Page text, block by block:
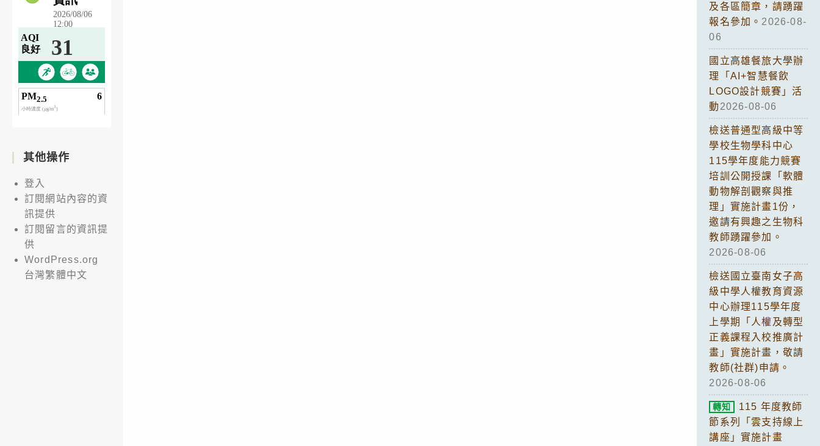
其他操作
登入
訂閱網站內容的資
訊提供
訂閱留言的資訊提
供
WordPress.org
台灣繁體中文
及各區簡章，請踴躍
報名參加。 2026-08-
06
國立高雄餐旅大學辦
理「AI+智慧餐飲
LOGO設計競賽」活
動 2026-08-06
檢送普通型高級中等
學校生物學科中心
115學年度能力競賽
培訓公開授課「軟體
動物解剖觀察與推
理」實施計畫1份，
邀請有興趣之生物科
教師踴躍參加。
2026-08-06
檢送國立臺南女子高
級中學人權教育資源
中心辦理115學年度
上學期「人權及轉型
正義課程入校推廣計
畫」實施計畫，敬請
教師(社群)申請。
2026-08-06
轉知
115 年度教師
節系列「雲支持線上
講座」實施計畫